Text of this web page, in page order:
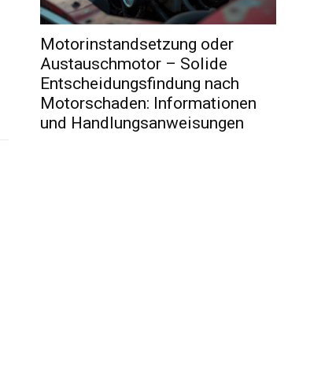
Motorinstandsetzung oder
Austauschmotor – Solide
Entscheidungsfindung nach
Motorschaden: Informationen
und Handlungsanweisungen